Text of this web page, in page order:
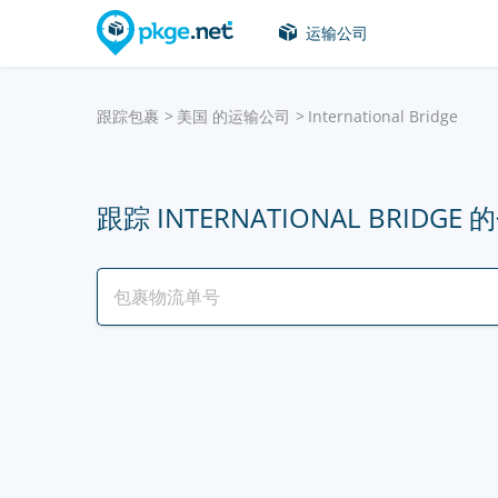
运输公司
跟踪包裹 美国 的运输公司 International Bridge
跟踪 INTERNATIONAL BRIDGE